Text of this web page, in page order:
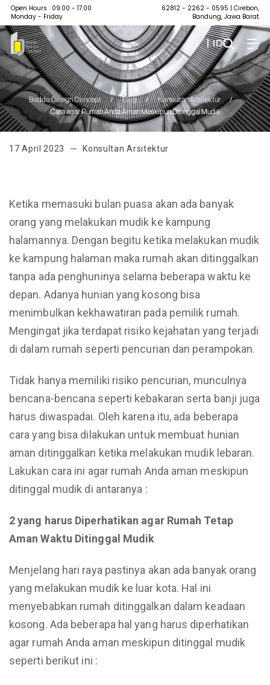
Open Hours : 09.00 - 17.00
Monday - Friday
62812 - 2262 - 0595 | Cirebon,
Bandung, Jawa Barat
| ID
Beddo Design Concept / Blog / Konsultan Arsitektur
/
Cara agar Rumah Anda Aman Meskipun Ditinggal Mudik
17 April 2023 Konsultan Arsitektur
Ketika memasuki bulan puasa akan ada banyak
orang yang melakukan mudik ke kampung
halamannya. Dengan begitu ketika melakukan mudik
ke kampung halaman maka rumah akan ditinggalkan
tanpa ada penghuninya selama beberapa waktu ke
depan. Adanya hunian yang kosong bisa
menimbulkan kekhawatiran pada pemilik rumah.
Mengingat jika terdapat risiko kejahatan yang terjadi
di dalam rumah seperti pencurian dan perampokan.
Tidak hanya memiliki risiko pencurian, munculnya
bencana-bencana seperti kebakaran serta banji juga
harus diwaspadai. Oleh karena itu, ada beberapa
cara yang bisa dilakukan untuk membuat hunian
aman ditinggalkan ketika melakukan mudik lebaran.
Lakukan cara ini agar rumah Anda aman meskipun
ditinggal mudik di antaranya :
2 yang harus Diperhatikan agar Rumah Tetap
Aman Waktu Ditinggal Mudik
Menjelang hari raya pastinya akan ada banyak orang
yang melakukan mudik ke luar kota. Hal ini
menyebabkan rumah ditinggalkan dalam keadaan
kosong. Ada beberapa hal yang harus diperhatikan
agar rumah Anda aman meskipun ditinggal mudik
seperti berikut ini :